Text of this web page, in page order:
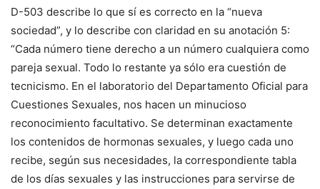
D-503 describe lo que sí es correcto en la “nueva
sociedad”, y lo describe con claridad en su anotación 5:
“Cada número tiene derecho a un número cualquiera como
pareja sexual. Todo lo restante ya sólo era cuestión de
tecnicismo. En el laboratorio del Departamento Oficial para
Cuestiones Sexuales, nos hacen un minucioso
reconocimiento facultativo. Se determinan exactamente
los contenidos de hormonas sexuales, y luego cada uno
recibe, según sus necesidades, la correspondiente tabla
de los días sexuales y las instrucciones para servirse de